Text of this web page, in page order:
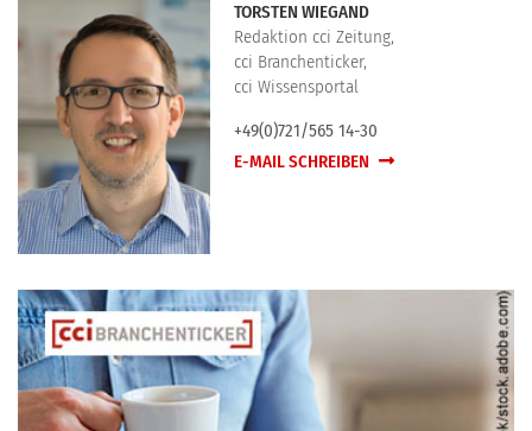
TORSTEN WIEGAND
Redaktion cci Zeitung,
cci Branchenticker,
cci Wissensportal
+49(0)721/565 14-30
E-MAIL SCHREIBEN